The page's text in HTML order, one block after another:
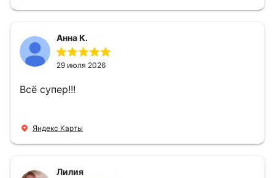
Анна К.
29 июля 2026
Всё супер!!!
Яндекс Карты
Лилия